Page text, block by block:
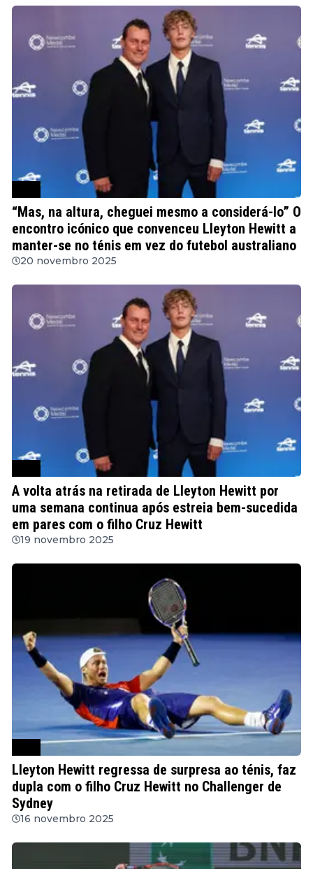
“Mas, na altura, cheguei mesmo a considerá-lo” O
encontro icónico que convenceu Lleyton Hewitt a
manter-se no ténis em vez do futebol australiano
20 novembro 2025
A volta atrás na retirada de Lleyton Hewitt por
uma semana continua após estreia bem-sucedida
em pares com o filho Cruz Hewitt
19 novembro 2025
Lleyton Hewitt regressa de surpresa ao ténis, faz
dupla com o filho Cruz Hewitt no Challenger de
Sydney
16 novembro 2025